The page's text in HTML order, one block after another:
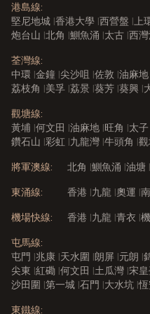
港島線:
堅尼地城 |香港大學 |西營盤 |上
炮台山 |北角 |鰂魚涌 |太古 |西
荃灣線:
中環 |金鐘 |尖沙咀 |佐敦 |油麻地
荔枝角 |美孚 |荔景 |葵芳 |葵興 |
觀塘線:
黃埔 |何文田 |油麻地 |旺角 |太子
鑽石山 |彩虹 |九龍灣 |牛頭角 |
將軍澳線: 北角 |鰂魚涌 |油塘 |
東涌線: 香港 |九龍 |奧運 |
機場快線: 香港 |九龍 |青衣 |
屯馬線:
屯門 |兆康 |天水圍 |朗屏 |元朗 |
尖東 |紅磡 |何文田 |土瓜灣 |宋
沙田圍 |第一城 |石門 |大水坑 |
東鐵線: